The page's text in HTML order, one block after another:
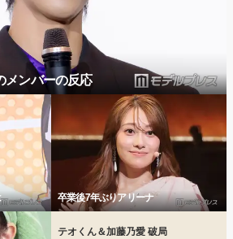
メンバーの反応
卒業後7年ぶりアリーナ
テオくん＆加藤乃愛 破局